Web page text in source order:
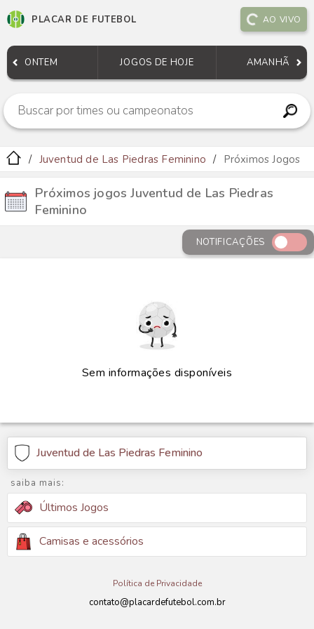
PLACAR DE FUTEBOL AO VIVO
ONTEM JOGOS DE HOJE AMANHÃ
Juventud de Las Piedras Feminino Próximos Jogos
Próximos jogos Juventud de Las Piedras
Feminino
NOTIFICAÇÕES
Sem informações disponíveis
Juventud de Las Piedras Feminino
saiba mais:
Últimos Jogos
Camisas e acessórios
Política de Privacidade
contato@placardefutebol.com.br